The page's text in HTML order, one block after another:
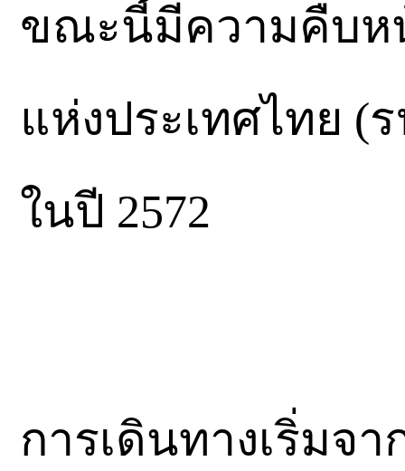
ขณะนี้มีความคืบห
แห่งประเทศไทย (
ในปี 2572
การเดินทางเริ่มจ